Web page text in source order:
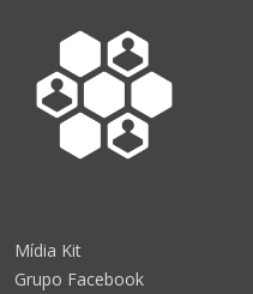
Mídia Kit
Grupo Facebook